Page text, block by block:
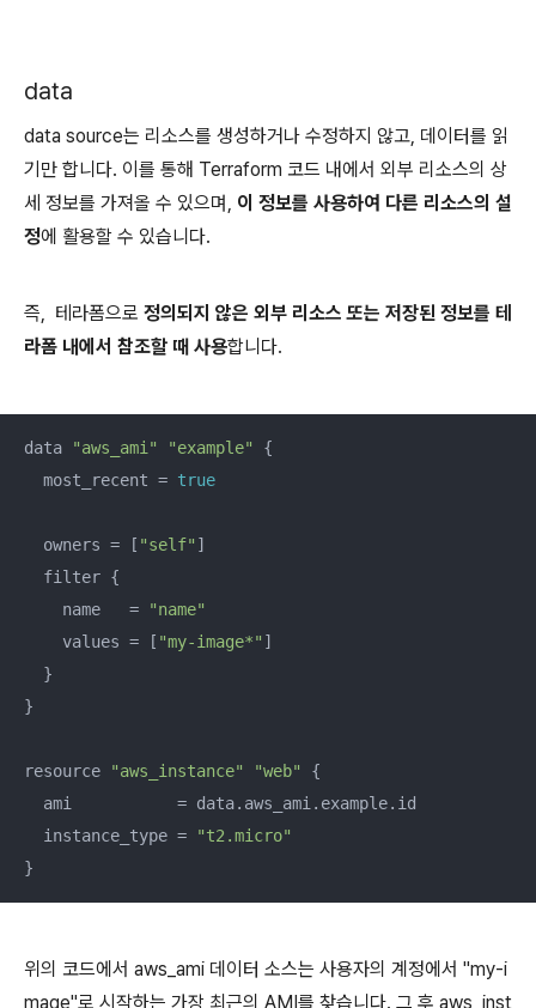
data
data source는 리소스를 생성하거나 수정하지 않고, 데이터를 읽
기만 합니다. 이를 통해 Terraform 코드 내에서 외부 리소스의 상
세 정보를 가져올 수 있으며, 이 정보를 사용하여 다른 리소스의 설
정에 활용할 수 있습니다.
즉, 테라폼으로 정의되지 않은 외부 리소스 또는 저장된 정보를 테
라폼 내에서 참조할 때 사용합니다.
data "aws_ami" "example"
{
  most_recent =
true
  owners = [
"self" ]
  filter {
    name   =
"name"
    values = [
"my-image*" ]
  }
}
resource "aws_instance" "web"
{
  ami           = data.aws_ami.example.id
  instance_type =
"t2.micro"
}
위의 코드에서 aws_ami 데이터 소스는 사용자의 계정에서 "my-i
mage"로 시작하는 가장 최근의 AMI를 찾습니다. 그 후 aws_inst